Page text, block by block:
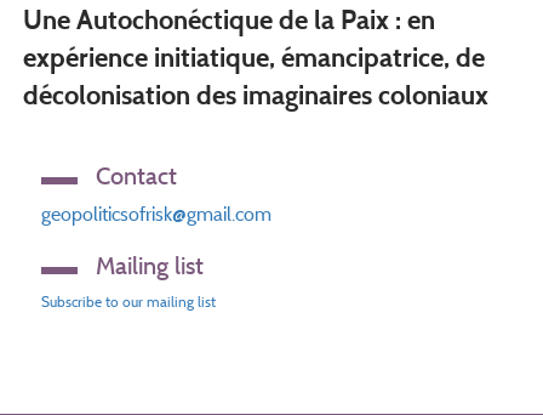
Une Autochonéctique de la Paix : en
expérience initiatique, émancipatrice, de
décolonisation des imaginaires coloniaux
Contact
geopoliticsofrisk@gmail.com
Mailing list
Subscribe to our mailing list